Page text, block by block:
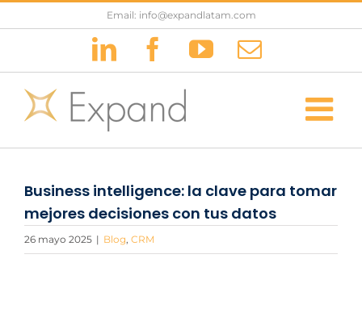
Email: info@expandlatam.com
LinkedInFacebook
YouTubeCorreo
Business intelligence: la clave para tomar
mejores decisiones con tus datos
26 mayo 2025 | Blog, CRM